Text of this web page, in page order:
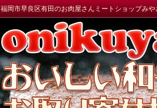
福岡市早良区有田のお肉屋さんミートショップみや